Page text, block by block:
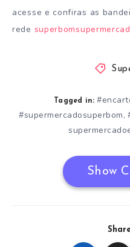
acesse e confiras as
rede
Tagged in:
#supermercadosuperbom,
Show